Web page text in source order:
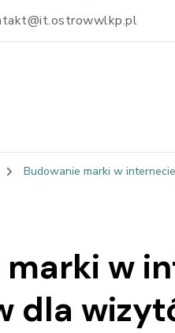
Budowanie marki w
w
dla